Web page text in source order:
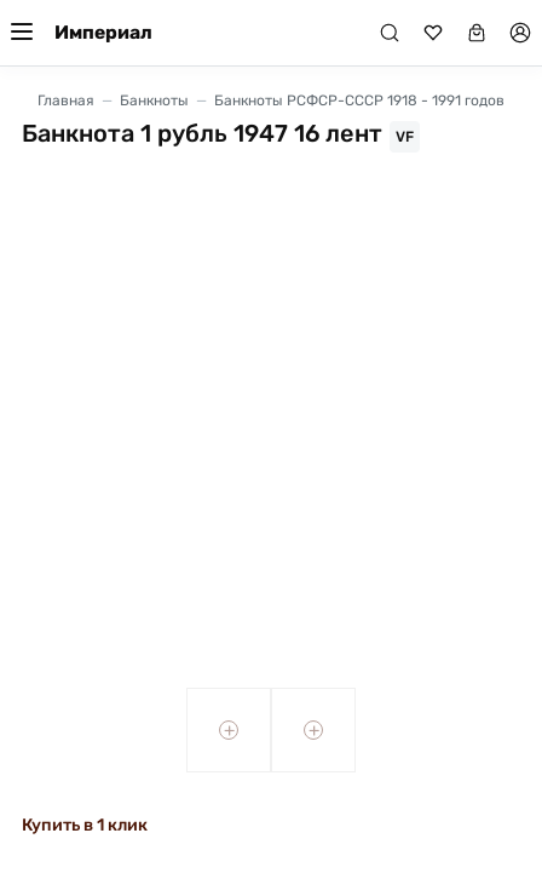
Империал
Главная Банкноты Банкноты РСФСР-СССР 1918 - 1991 годов
Банкнота 1 рубль 1947 16 лент VF
+ +
Купить в 1 клик